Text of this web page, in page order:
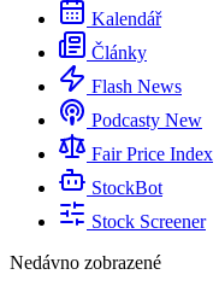
Kalendář
Články
Flash News
Podcasty New
Fair Price Index
StockBot
Stock Screener
Nedávno zobrazené